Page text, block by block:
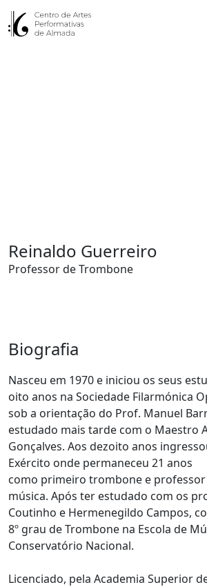
Reinaldo Guerreiro
Professor de Trombone
Biografia
Nasceu em 1970 e iniciou os seus
oito anos na Sociedade Filarmónica
sob a orientação do Prof. Manuel
estudado mais tarde com o Maestro
Gonçalves. Aos dezoito anos
Exército onde permaneceu 21 anos
como primeiro trombone e
música. Após ter estudado com os
Coutinho e Hermenegildo Campos,
8º grau de Trombone na Escola de
Conservatório Nacional.
Licenciado, pela Academia Superior